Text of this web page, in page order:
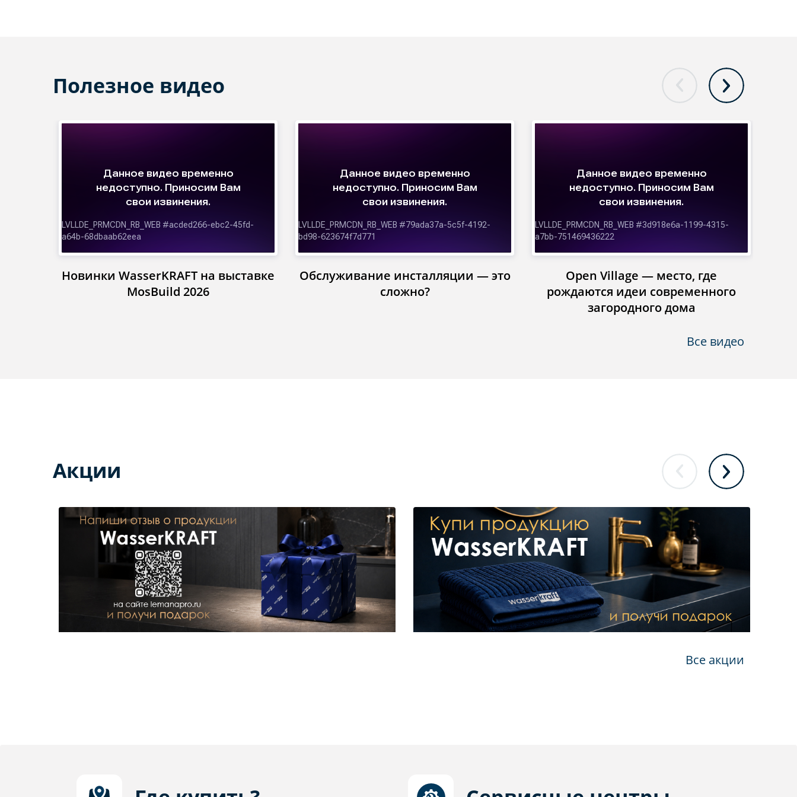
Полезное видео
Новинки WasserKRAFT на выставке
MosBuild 2026
Обслуживание инсталляции — это
сложно?
Open Village — место, где
рождаются идеи современного
загородного дома
Все видео
Акции
Все акции